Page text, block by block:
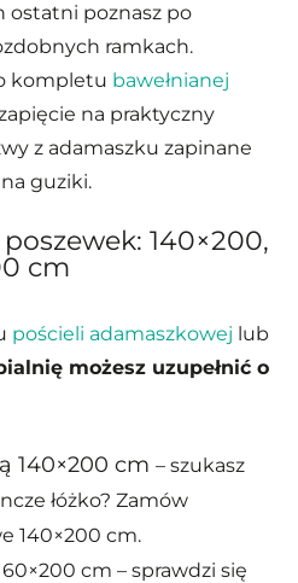
ostatni poznasz po
ramkach.
kompletu bawełnianej
na praktyczny
z adamaszku zapinane
guziki.
140×200,
cm
pościeli adamaszkowej lub
możesz uzupełnić o
140×200 cm – szukasz
łóżko? Zamów
140×200 cm.
cm – sprawdzi się